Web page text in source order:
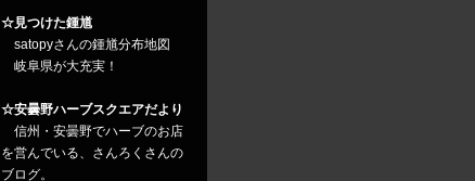
☆見つけた鍾馗
satopyさんの鍾馗分布地図
岐阜県が大充実！
☆安曇野ハーブスクエアだより
信州・安曇野でハーブのお店
を営んでいる、さんろくさんの
ブログ。